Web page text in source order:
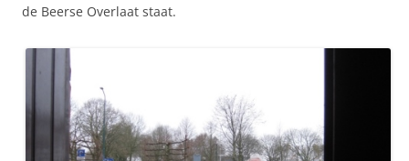
de Beerse Overlaat staat.